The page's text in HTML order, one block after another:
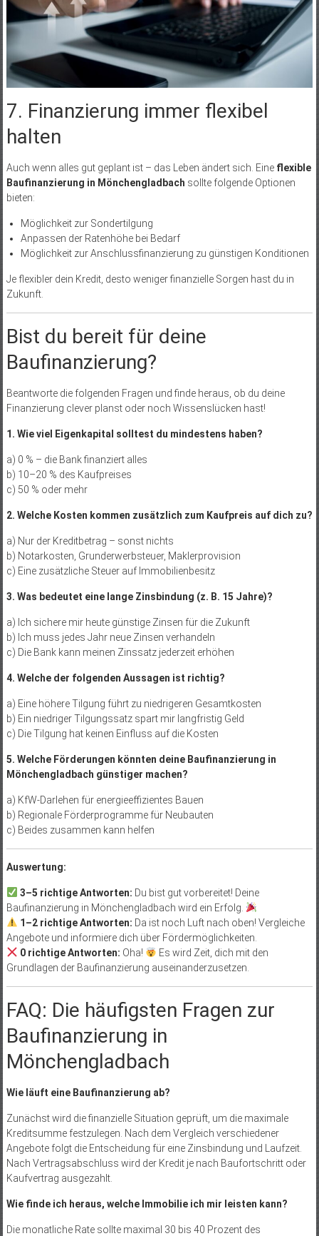
7. Finanzierung immer flexibel
halten
Auch wenn alles gut geplant ist – das Leben ändert sich. Eine flexible
Baufinanzierung in Mönchengladbach sollte folgende Optionen
bieten:
Möglichkeit zur Sondertilgung
Anpassen der Ratenhöhe bei Bedarf
Möglichkeit zur Anschlussfinanzierung zu günstigen Konditionen
Je flexibler dein Kredit, desto weniger finanzielle Sorgen hast du in
Zukunft.
Bist du bereit für deine
Baufinanzierung?
Beantworte die folgenden Fragen und finde heraus, ob du deine
Finanzierung clever planst oder noch Wissenslücken hast!
1. Wie viel Eigenkapital solltest du mindestens haben?
a) 0 % – die Bank finanziert alles
b) 10–20 % des Kaufpreises
c) 50 % oder mehr
2. Welche Kosten kommen zusätzlich zum Kaufpreis auf dich zu?
a) Nur der Kreditbetrag – sonst nichts
b) Notarkosten, Grunderwerbsteuer, Maklerprovision
c) Eine zusätzliche Steuer auf Immobilienbesitz
3. Was bedeutet eine lange Zinsbindung (z. B. 15 Jahre)?
a) Ich sichere mir heute günstige Zinsen für die Zukunft
b) Ich muss jedes Jahr neue Zinsen verhandeln
c) Die Bank kann meinen Zinssatz jederzeit erhöhen
4. Welche der folgenden Aussagen ist richtig?
a) Eine höhere Tilgung führt zu niedrigeren Gesamtkosten
b) Ein niedriger Tilgungssatz spart mir langfristig Geld
c) Die Tilgung hat keinen Einfluss auf die Kosten
5. Welche Förderungen könnten deine Baufinanzierung in
Mönchengladbach günstiger machen?
a) KfW-Darlehen für energieeffizientes Bauen
b) Regionale Förderprogramme für Neubauten
c) Beides zusammen kann helfen
Auswertung:
3–5 richtige Antworten: Du bist gut vorbereitet! Deine
Baufinanzierung in Mönchengladbach wird ein Erfolg.
1–2 richtige Antworten: Da ist noch Luft nach oben! Vergleiche
Angebote und informiere dich über Fördermöglichkeiten.
0 richtige Antworten: Oha!
Es wird Zeit, dich mit den
Grundlagen der Baufinanzierung auseinanderzusetzen.
FAQ: Die häufigsten Fragen zur
Baufinanzierung in
Mönchengladbach
Wie läuft eine Baufinanzierung ab?
Zunächst wird die finanzielle Situation geprüft, um die maximale
Kreditsumme festzulegen. Nach dem Vergleich verschiedener
Angebote folgt die Entscheidung für eine Zinsbindung und Laufzeit.
Nach Vertragsabschluss wird der Kredit je nach Baufortschritt oder
Kaufvertrag ausgezahlt.
Wie finde ich heraus, welche Immobilie ich mir leisten kann?
Die monatliche Rate sollte maximal 30 bis 40 Prozent des